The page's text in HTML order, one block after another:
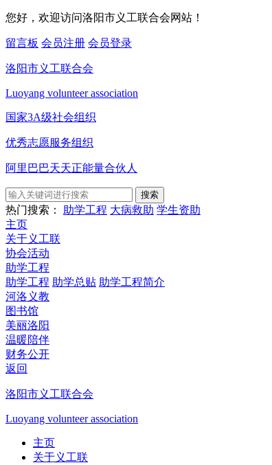
您好，欢迎访问洛阳市义工联合会网站！
留言板 会员注册 会员登录
洛阳市义工联合会
Luoyang volunteer association
国家3A级社会组织
优秀志愿服务组织
阿里巴巴天天正能量合伙人
搜索
热门搜索： 助学工程 大病救助 学生资助
主页
关于义工联
协会活动
助学工程
助学工程 助学总贴 助学工程简介
河洛义教
图书馆
美丽洛阳
温暖陪伴
财务公开
返回
洛阳市义工联合会
Luoyang volunteer association
主页
关于义工联